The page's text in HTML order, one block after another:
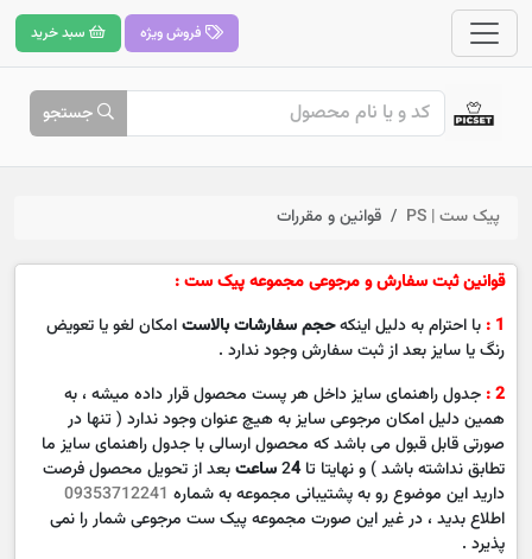
فروش ویژه سبد خرید
جستجو
پیک ست | PS قوانین و مقررات
قوانین ثبت سفارش و مرجوعی مجموعه پیک ست :
1 : با احترام به دلیل اینکهحجم سفارشات بالاستامکان لغو یا تعویض
رنگ یا سایز بعد از ثبت سفارش وجود ندارد .
2 : جدول راهنمای سایز داخل هر پست محصول قرار داده میشه ، به
همین دلیل امکان مرجوعی سایز به هیچ عنوان وجود ندارد ( تنها در
صورتی قابل قبول می باشد که محصول ارسالی با جدول راهنمای سایز ما
تطابق نداشته باشد ) و نهایتا تا 24 ساعت
بعد از تحویل محصول فرصت
دارید این موضوع رو به پشتیبانی مجموعه به شماره 09353712241
اطلاع بدید ، در غیر این صورت مجموعه پیک ست مرجوعی شمار را نمی
پذیرد .